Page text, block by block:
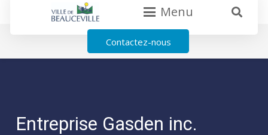
Menu
Contactez-nous
Entreprise Gasden inc.